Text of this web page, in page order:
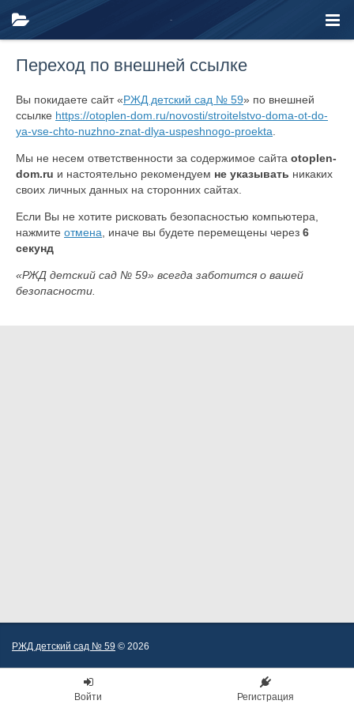
Переход по внешней ссылке
Вы покидаете сайт «РЖД детский сад № 59» по внешней
ссылке https://otoplen-dom.ru/novosti/stroitelstvo-doma-ot-do-
ya-vse-chto-nuzhno-znat-dlya-uspeshnogo-proekta
Мы не несем ответственности за содержимое сайта otoplen-
dom.ru и настоятельно рекомендуем не указывать никаких
своих личных данных на сторонних сайтах.
Если Вы не хотите рисковать безопасностью компьютера,
нажмите отмена , иначе вы будете перемещены через 6
секунд
«РЖД детский сад № 59» всегда заботится о вашей
безопасности.
РЖД детский сад № 59 © 2026
Войти Регистрация